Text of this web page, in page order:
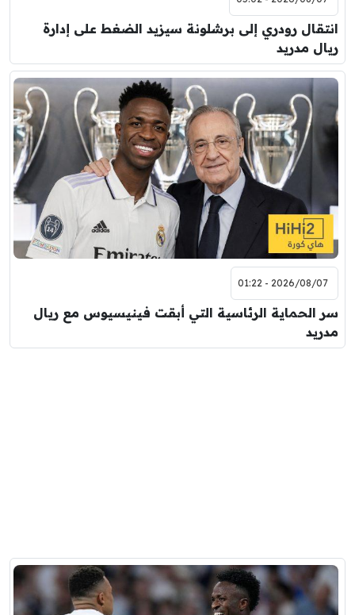
انتقال رودري إلى برشلونة سيزيد الضغط على إدارة
ريال مدريد
2026/08/07 - 01:22
سر الحماية الرئاسية التي أبقت فينيسيوس مع ريال
مدريد